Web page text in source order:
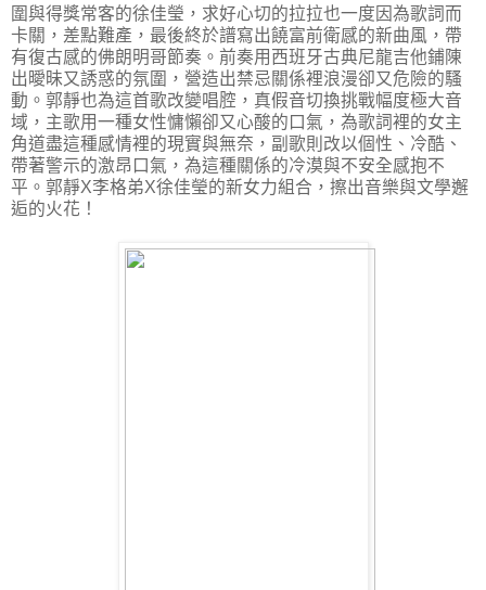
圍與得獎常客的徐佳瑩，求好心切的拉拉也一度因為歌詞而
卡關，差點難產，最後終於譜寫出饒富前衛感的新曲風，帶
有復古感的佛朗明哥節奏。前奏用西班牙古典尼龍吉他鋪陳
出曖昧又誘惑的氛圍，營造出禁忌關係裡浪漫卻又危險的騷
動。郭靜也為這首歌改變唱腔，真假音切換挑戰幅度極大音
域，主歌用一種女性慵懶卻又心酸的口氣，為歌詞裡的女主
角道盡這種感情裡的現實與無奈，副歌則改以個性、冷酷、
帶著警示的激昂口氣，為這種關係的冷漠與不安全感抱不
平。郭靜X李格弟X徐佳瑩的新女力組合，擦出音樂與文學邂
逅的火花！